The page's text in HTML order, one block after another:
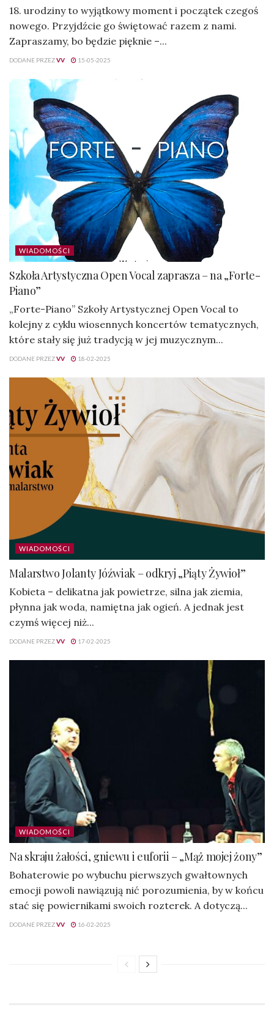
18. urodziny to wyjątkowy moment i początek czegoś
nowego. Przyjdźcie go świętować razem z nami.
Zapraszamy, bo będzie pięknie –...
DODANE PRZEZVV 15-05-2025
WIADOMOŚCI
Szkoła Artystyczna Open Vocal zaprasza – na „Forte-
Piano”
„Forte-Piano” Szkoły Artystycznej Open Vocal to
kolejny z cyklu wiosennych koncertów tematycznych,
które stały się już tradycją w jej muzycznym...
DODANE PRZEZVV 18-02-2025
WIADOMOŚCI
Malarstwo Jolanty Jóźwiak – odkryj „Piąty Żywioł”
Kobieta – delikatna jak powietrze, silna jak ziemia,
płynna jak woda, namiętna jak ogień. A jednak jest
czymś więcej niż...
DODANE PRZEZVV 17-02-2025
WIADOMOŚCI
Na skraju żałości, gniewu i euforii – „Mąż mojej żony”
Bohaterowie po wybuchu pierwszych gwałtownych
emocji powoli nawiązują nić porozumienia, by w końcu
stać się powiernikami swoich rozterek. A dotyczą...
DODANE PRZEZVV 16-02-2025